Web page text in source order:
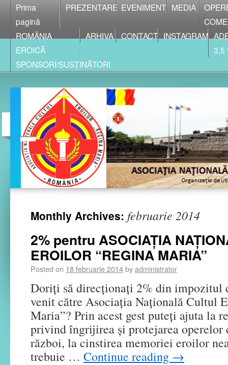
Prima
pagină
PREZENTARE EVENIMENT MEDIA
ROMÂNIA
EROICĂ
ARHIVA CONTACT INSTAGRAM
3,5
SPONSORI/SUSȚINĂTORI
Monthly Archives: februarie 2014
2% pentru ASOCIAȚIA
EROILOR “REGINA MARIA”
Posted on 18 februarie 2014byadministrator
Doriți să direcţionați 2% din impozitul
venit către Asociația Națională Cultul
Maria”? Prin acest gest puteţi ajuta la
privind îngrijirea și protejarea operelor
război, la cinstirea memoriei eroilor
trebuie … Continue reading →